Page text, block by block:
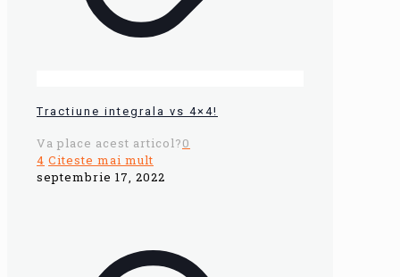
Tractiune integrala vs 4×4!
Va place acest articol?0
4 Citeste mai mult
septembrie 17, 2022